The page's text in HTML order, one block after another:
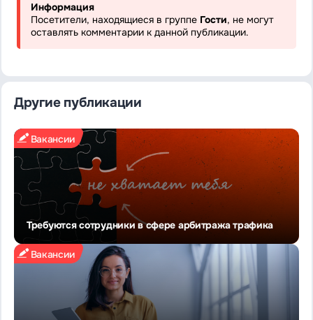
Информация
Посетители, находящиеся в группе Гости, не могут
оставлять комментарии к данной публикации.
Другие публикации
Вакансии
Требуются сотрудники в сфере арбитража трафика
Вакансии